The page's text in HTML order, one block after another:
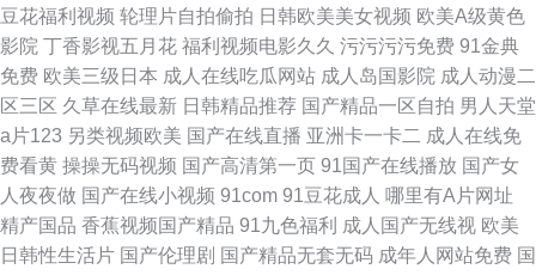
豆花福利视频 轮理片自拍偷拍 日韩欧美美女视频 欧美A级黄色
影院 丁香影视五月花 福利视频电影久久 污污污污免费 91金典
免费 欧美三级日本 成人在线吃瓜网站 成人岛国影院 成人动漫二
区三区 久草在线最新 日韩精品推荐 国产精品一区自拍 男人天堂
a片123 另类视频欧美 国产在线直播 亚洲卡一卡二 成人在线免
费看黄 操操无码视频 国产高清第一页 91国产在线播放 国产女
人夜夜做 国产在线小视频 91com 91豆花成人 哪里有A片网址
精产国品 香蕉视频国产精品 91九色福利 成人国产无线视 欧美
日韩性生活片 国产伦理剧 国产精品无套无码 成年人网站免费 国